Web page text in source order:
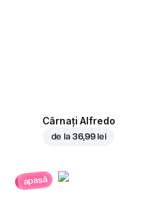
Cârnați Alfredo
de la 36,99 lei
apasă